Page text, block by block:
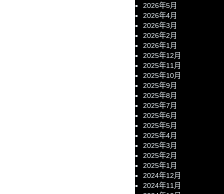
2026年5月
2026年4月
2026年3月
2026年2月
2026年1月
2025年12月
2025年11月
2025年10月
2025年9月
2025年8月
2025年7月
2025年6月
2025年5月
2025年4月
2025年3月
2025年2月
2025年1月
2024年12月
2024年11月